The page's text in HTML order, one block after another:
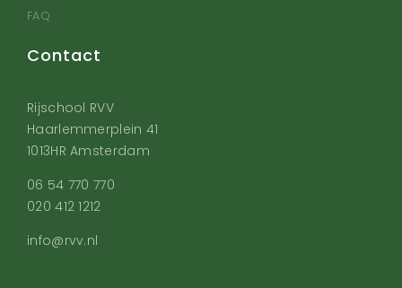
FAQ
Contact
Rijschool RVV
Haarlemmerplein 41
1013HR Amsterdam
06 54 770 770
020 412 1212
info@rvv.nl